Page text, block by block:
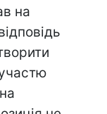
на